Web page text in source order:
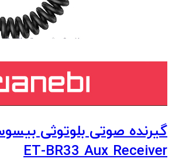
ET-BR33 Aux Receiver